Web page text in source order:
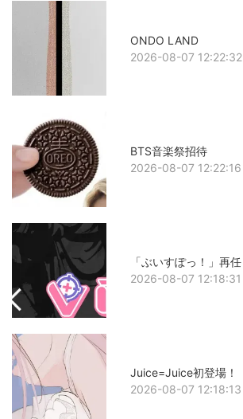
ONDO LAND
2026-08-07 12:22:32
BTS音楽祭招待
2026-08-07 12:22:16
「ぶいすぽっ！」再任
2026-08-07 12:18:31
Juice=Juice初登場！
2026-08-07 12:18:13